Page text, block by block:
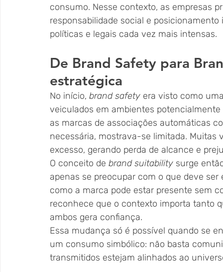
consumo. Nesse contexto, as empresas
responsabilidade social e
políticas e legais cada vez mais intensas.
De Brand Safety para
estratégica
No início, brand safety era visto como
veiculados em ambientes
as marcas de associações automáticas
necessária, mostrava-se limitada.
excesso, gerando perda de alcance e
O conceito de brand suitability surge
apenas se preocupar com o que deve
como a marca pode estar presente sem
reconhece que o contexto importa tanto
ambos gera confiança.
Essa mudança só é possível quando se
um consumo simbólico: não basta
transmitidos estejam alinhados ao